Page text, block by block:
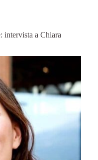
intervista a Chiara